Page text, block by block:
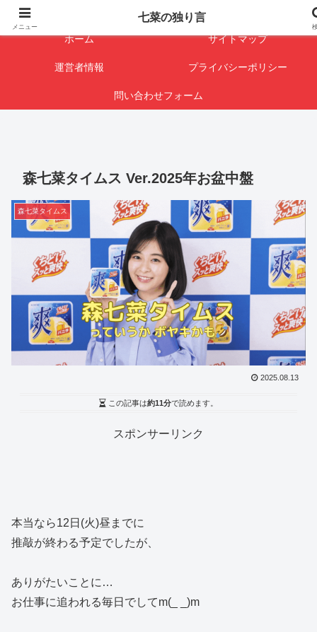
闇を暴けば･･･表になります
ホーム サイトマップ
運営者情報 プライバシーポリシー
問い合わせフォーム
森七菜タイムス Ver.2025年お盆中盤
森七菜タイムス
2025.08.13
この記事は約11分で読めます。
スポンサーリンク
本当なら12日(火)昼までに
推敲が終わる予定でしたが、
ありがたいことに…
お仕事に追われる毎日でしてm(_ _)m
メニュー
七菜の独り言